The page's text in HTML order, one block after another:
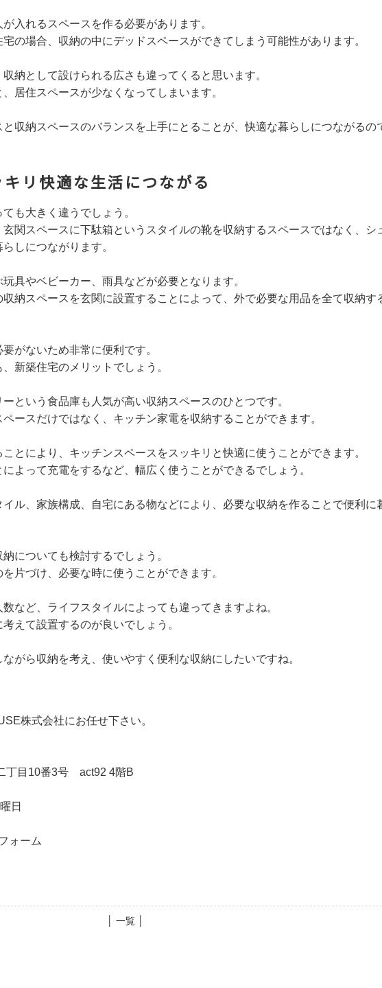
入れるスペースを作る必要があります。
の場合、収納の中にデッドスペースができてしまう可能性があります。
納として設けられる広さも違ってくると思います。
居住スペースが少なくなってしまいます。
収納スペースのバランスを上手にとることが、快適な暮らしにつながるの
リ快適な生活につながる
も大きく違うでしょう。
関スペースに下駄箱というスタイルの靴を収納するスペースではなく、シ
しにつながります。
具やベビーカー、雨具などが必要となります。
納スペースを玄関に設置することによって、外で必要な用品を全て収納す
がないため非常に便利です。
新築住宅のメリットでしょう。
という食品庫も人気が高い収納スペースのひとつです。
ースだけではなく、キッチン家電を収納することができます。
とにより、キッチンスペースをスッキリと快適に使うことができます。
よって充電をするなど、幅広く使うことができるでしょう。
ル、家族構成、自宅にある物などにより、必要な収納を作ることで便利に
についても検討するでしょう。
片づけ、必要な時に使うことができます。
など、ライフスタイルによっても違ってきますよね。
えて設置するのが良いでしょう。
がら収納を考え、使いやすく便利な収納にしたいですね。
株式会社にお任せ下さい。
丁目10番3号 act92 4階B
日
ォーム
│ 一覧 │